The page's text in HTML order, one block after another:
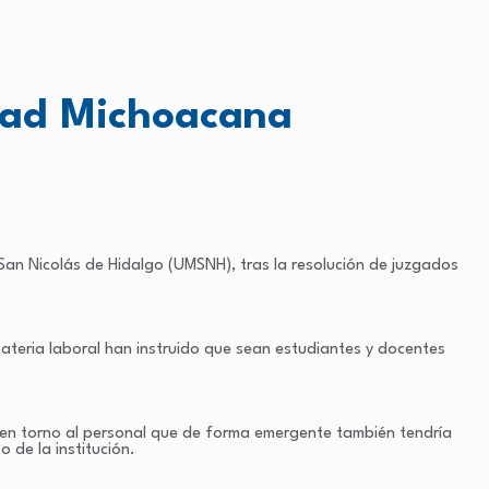
Michoacana
Nicolás de Hidalgo (UMSNH), tras la resolución de juzgados
laboral han instruido que sean estudiantes y docentes
torno al personal que de forma emergente también tendría
de la institución.